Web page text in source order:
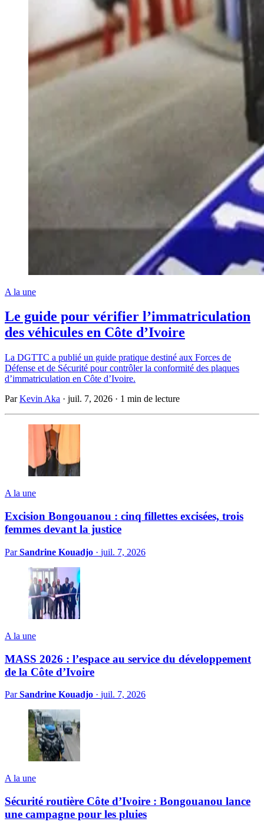
A la une
Le guide pour vérifier l’immatriculation
des véhicules en Côte d’Ivoire
La DGTTC a publié un guide pratique destiné aux Forces de
Défense et de Sécurité pour contrôler la conformité des plaques
d’immatriculation en Côte d’Ivoire.
ParKevin Aka · juil. 7, 2026 · 1 min de lecture
A la une
Excision Bongouanou : cinq fillettes excisées, trois
femmes devant la justice
ParSandrine Kouadjo · juil. 7, 2026
A la une
MASS 2026 : l’espace au service du développement
de la Côte d’Ivoire
ParSandrine Kouadjo · juil. 7, 2026
A la une
Sécurité routière Côte d’Ivoire : Bongouanou lance
une campagne pour les pluies